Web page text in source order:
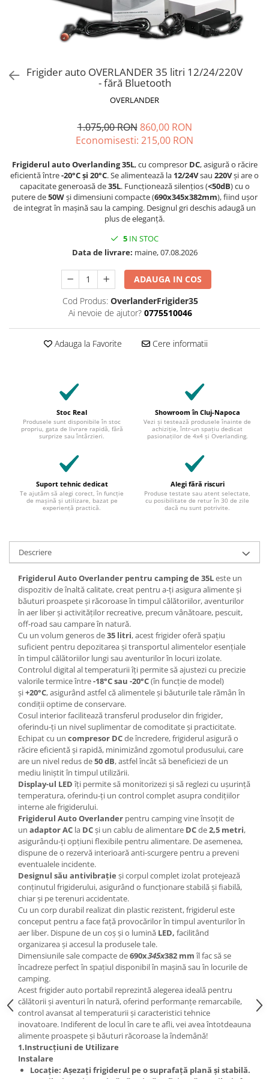
Frigider auto OVERLANDER 35 litri 12/24/220V
- fără Bluetooth
OVERLANDER
1.075,00 RON 860,00 RON
Economisesti: 215,00 RON
Frigiderul auto Overlanding 35L, cu compresor DC, asigură o răcire
eficientă între-20°C și 20°C. Se alimentează la 12/24Vsau 220Vși are o
capacitate generoasă de35L. Funcționează silențios (<50dB) cu o
putere de50Wși dimensiuni compacte (690x345x382mm), fiind ușor
de integrat în mașină sau la camping. Designul gri deschis adaugă un
plus de eleganță.
5 IN STOC
Data de livrare: maine, 07.08.2026
ADAUGA IN COS
Cod Produs: OverlanderFrigider35
Ai nevoie de ajutor? 0775510046
Adauga la Favorite Cere informatii
Stoc Real
Produsele sunt disponibile în stoc
propriu, gata de livrare rapidă, fără
surprize sau întârzieri.
Showroom în Cluj-Napoca
Vezi și testează produsele înainte de
achiziție, într-un spațiu dedicat
pasionaților de 4x4 și Overlanding.
Suport tehnic dedicat
Te ajutăm să alegi corect, în funcție
de mașină și utilizare, bazat pe
experiență practică.
Alegi fără riscuri
Produse testate sau atent selectate,
cu posibilitate de retur în 30 de zile
dacă nu sunt potrivite.
Descriere
Frigiderul Auto Overlander pentru camping de 35Leste un
dispozitiv de înaltă calitate, creat pentru a-ți asigura alimente și
băuturi proaspete și răcoroase în timpul călătoriilor, aventurilor
în aer liber și activităților recreative, precum vânătoare, pescuit,
off-road sau campare în natură.
Cu un volum generos de35 litri, acest frigider oferă spațiu
suficient pentru depozitarea și transportul alimentelor esențiale
în timpul călătoriilor lungi sau aventurilor în locuri izolate.
Controlul digital al temperaturii îți permite să ajustezi cu precizie
valorile termice între-18°C sau -20°C(în funcție de model)
și+20°C, asigurând astfel că alimentele și băuturile tale rămân în
condiții optime de conservare.
Cosul interior facilitează transferul produselor din frigider,
oferindu-ți un nivel suplimentar de comoditate și practicitate.
Echipat cu un compresor DCde încredere, frigiderul asigură o
răcire eficientă și rapidă, minimizând zgomotul produsului, care
are un nivel redus de50 dB, astfel încât să beneficiezi de un
mediu liniștit în timpul utilizării.
Display-ul LEDîți permite să monitorizezi și să reglezi cu ușurință
temperatura, oferindu-ți un control complet asupra condițiilor
interne ale frigiderului.
Frigiderul Auto Overlander pentru camping vine însoțit de
un adaptor AC la DCși un cablu de alimentare DCde2,5 metri,
asigurându-ți opțiuni flexibile pentru alimentare. De asemenea,
dispune de o rezervă interioară anti-scurgere pentru a preveni
eventualele incidente.
Designul său antivibrație și corpul complet izolat protejează
conținutul frigiderului, asigurând o funcționare stabilă și fiabilă,
chiar și pe terenuri accidentate.
Cu un corp durabil realizat din plastic rezistent, frigiderul este
conceput pentru a face față provocărilor în timpul aventurilor în
aer liber. Dispune de un coș și o lumină LED, facilitând
organizarea și accesul la produsele tale.
Dimensiunile sale compacte de690x345x382 mmîl fac să se
încadreze perfect în spațiul disponibil în mașină sau în locurile de
camping.
Acest frigider auto portabil reprezintă alegerea ideală pentru
călătorii și aventuri în natură, oferind performanțe remarcabile,
control avansat al temperaturii și caracteristici tehnice
inovatoare. Indiferent de locul în care te afli, vei avea întotdeauna
alimente proaspete și băuturi răcoroase la îndemână!
1.Instrucțiuni de Utilizare
Instalare
Locație: Așezați frigiderul pe o suprafață plană și stabilă.